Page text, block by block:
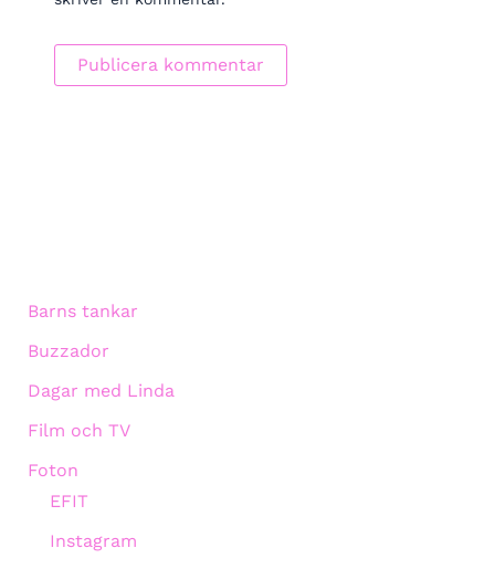
Barns tankar
Buzzador
Dagar med Linda
Film och TV
Foton
EFIT
Instagram